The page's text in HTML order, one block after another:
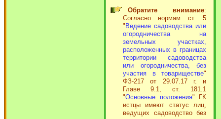
Обратите внимание:
Согласно нормам ст. 5
" Ведение садоводства или
огородничества на
земельных участках,
расположенных в границах
территории садоводства
или огородничества, без
участия в товариществе"
ФЗ-217 от 29.07.17 г. и
Главе 9.1, ст. 181.1
"Основные положения" ГК
истцы имеют статус лиц,
ведущих садоводство без